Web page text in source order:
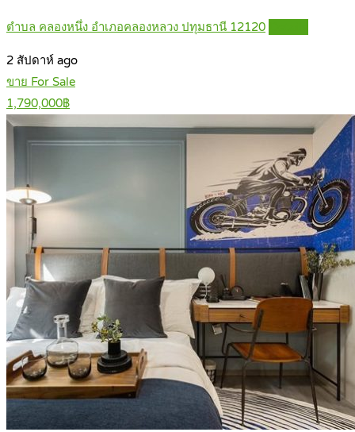
ตำบล คลองหนึ่ง อำเภอคลองหลวง ปทุมธานี 12120
2 สัปดาห์ ago
ขาย For Sale
1,790,000฿